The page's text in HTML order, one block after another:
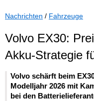
Nachrichten / Fahrzeuge
Volvo EX30:
Akku-Strategie
Volvo schärft beim
Modelljahr 2026 mit
bei den